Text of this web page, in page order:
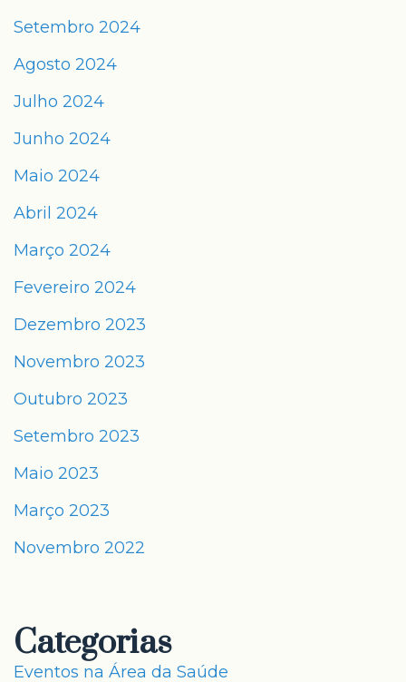
Setembro 2024
Agosto 2024
Julho 2024
Junho 2024
Maio 2024
Abril 2024
Março 2024
Fevereiro 2024
Dezembro 2023
Novembro 2023
Outubro 2023
Setembro 2023
Maio 2023
Março 2023
Novembro 2022
Categorias
Eventos na Área da Saúde